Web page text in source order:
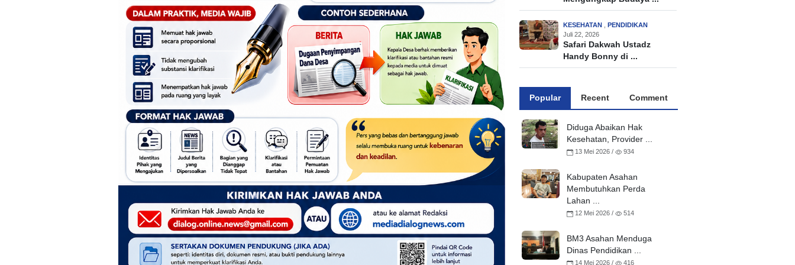
KESEHATAN , PENDIDIKAN
Juli 22, 2026
Safari Dakwah Ustadz
Handy Bonny di ...
Popular Recent Comment
Diduga Abaikan Hak
Kesehatan, Provider ...
13 Mei 2026 / 934
Kabupaten Asahan
Membutuhkan Perda
Lahan ...
12 Mei 2026 / 514
BM3 Asahan Menduga
Dinas Pendidikan ...
14 Mei 2026 / 416